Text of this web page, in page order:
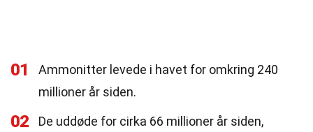
01
Ammonitter levede i havet for omkring 240
millioner år siden.
02
De uddøde for cirka 66 millioner år siden,